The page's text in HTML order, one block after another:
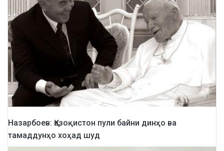
Назарбоев: Қазоқистон пули байни динҳо ва
тамаддунҳо хоҳад шуд